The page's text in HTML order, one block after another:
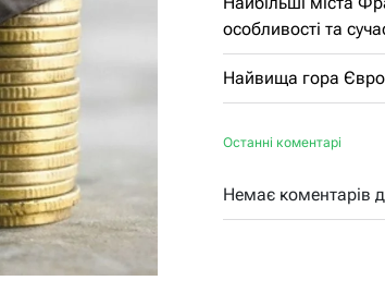
особливості та
Найвища гора
Останні коментарі
Немає коментарів